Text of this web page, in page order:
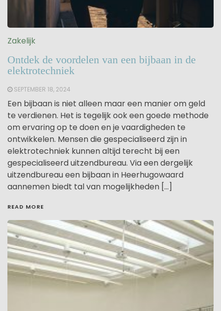
Zakelijk
Ontdek de voordelen van een bijbaan in de
elektrotechniek
SEPTEMBER 18, 2024
Een bijbaan is niet alleen maar een manier om geld
te verdienen. Het is tegelijk ook een goede methode
om ervaring op te doen en je vaardigheden te
ontwikkelen. Mensen die gespecialiseerd zijn in
elektrotechniek kunnen altijd terecht bij een
gespecialiseerd uitzendbureau. Via een dergelijk
uitzendbureau een bijbaan in Heerhugowaard
aannemen biedt tal van mogelijkheden […]
READ MORE